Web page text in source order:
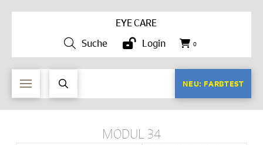
EYE CARE
Suche
Login 0
NEU: FARBTEST
MODUL 34